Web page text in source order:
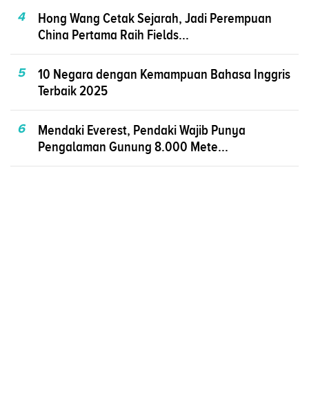
4
Hong Wang Cetak Sejarah, Jadi Perempuan
China Pertama Raih Fields...
5
10 Negara dengan Kemampuan Bahasa Inggris
Terbaik 2025
6
Mendaki Everest, Pendaki Wajib Punya
Pengalaman Gunung 8.000 Mete...